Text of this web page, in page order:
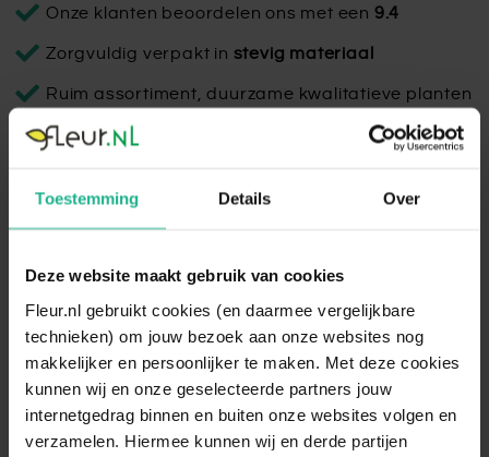
Toestemming Details Over
Deze website maakt gebruik van cookies
Fleur.nl gebruikt cookies (en daarmee vergelijkbare
technieken) om jouw bezoek aan onze websites nog
makkelijker en persoonlijker te maken. Met deze cookies
kunnen wij en onze geselecteerde partners jouw
internetgedrag binnen en buiten onze websites volgen en
verzamelen. Hiermee kunnen wij en derde partijen
Onze klanten beoordelen ons met een 9.4
Zorgvuldig verpakt in stevig materiaal
Ruim assortiment, duurzame kwalitatieve planten
De prachtige collectie metalen sierpotten hebben elk hun
deze echte eyecatchers! Dit is een set van 3 stuks.
Lees volledige omschrijving